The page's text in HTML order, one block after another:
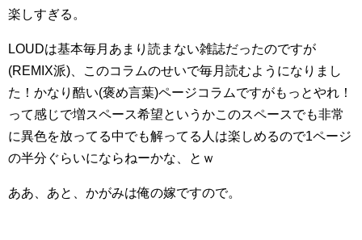
楽しすぎる。
LOUDは基本毎月あまり読まない雑誌だったのですが
(REMIX派)、このコラムのせいで毎月読むようになりまし
た！かなり酷い(褒め言葉)ページコラムですがもっとやれ！
って感じで増スペース希望というかこのスペースでも非常
に異色を放ってる中でも解ってる人は楽しめるので1ページ
の半分ぐらいにならねーかな、とｗ
ああ、あと、かがみは俺の嫁ですので。